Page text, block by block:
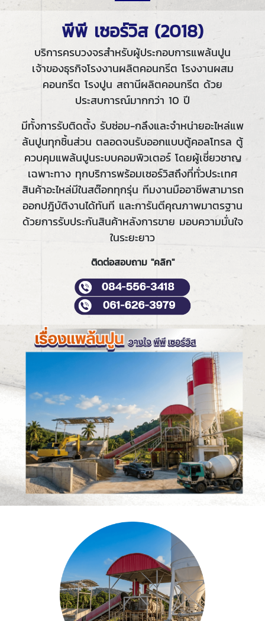
พีพี เซอร์วิส (2018)
บริการครบวงจรสำหรับผู้ประกอบการแพล้นปูน
เจ้าของธุรกิจโรงงานผลิตคอนกรีต โรงงานผสม
คอนกรีต โรงปูน สถานีผลิตคอนกรีต ด้วย
ประสบการณ์มากกว่า 10 ปี
มีทั้งการรับติดตั้ง รับซ่อม-กลึงและจำหน่ายอะไหล่แพ
ล้นปูนทุกชิ้นส่วน ตลอดจนรับออกแบบตู้คอลโทรล ตู้
ควบคุมแพล้นปูนระบบคอมพิวเตอร์ โดยผู้เชี่ยวชาญ
เฉพาะทาง ทุกบริการพร้อมเซอร์วิสถึงที่ทั่วประเทศ
สินค้าอะไหล่มีในสต๊อกทุกรุ่น ทีมงานมืออาชีพสามารถ
ออกปฎิบัติงานได้ทันที และการันตีคุณภาพมาตรฐาน
ด้วยการรับประกันสินค้าหลังการขาย มอบความมั่นใจ
ในระยะยาว
ติดต่อสอบถาม "คลิก"